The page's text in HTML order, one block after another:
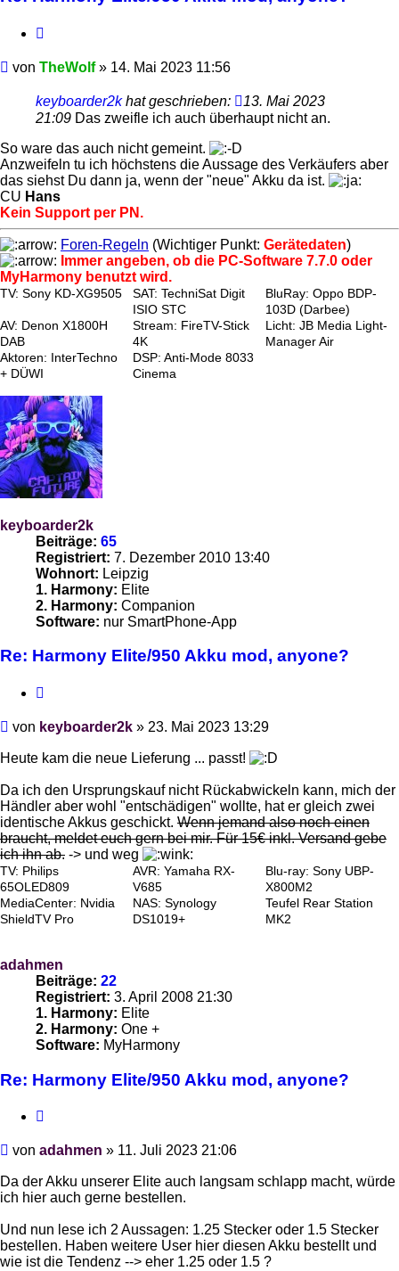
Beitrag
von TheWolf» 14. Mai 2023 11:56
keyboarder2khat geschrieben:
13. Mai 2023
21:09 Das zweifle ich auch überhaupt nicht an.
So ware das auch nicht gemeint.
Anzweifeln tu ich höchstens die Aussage des Verkäufers aber
das siehst Du dann ja, wenn der "neue" Akku da ist.
CU Hans
Kein Support per PN.
Foren-Regeln (Wichtiger Punkt: Gerätedaten)
Immer angeben, ob die PC-Software 7.7.0 oder
MyHarmony benutzt wird.
TV: Sony KD-XG9505
SAT: TechniSat Digit
ISIO STC
BluRay: Oppo BDP-
103D (Darbee)
AV: Denon X1800H
DAB
Stream: FireTV-Stick
4K
Licht: JB Media Light-
Manager Air
Aktoren: InterTechno
+ DÜWI
DSP: Anti-Mode 8033
Cinema
keyboarder2k
Beiträge: 65
Registriert: 7. Dezember 2010 13:40
Wohnort: Leipzig
1. Harmony: Elite
2. Harmony: Companion
Software: nur SmartPhone-App
Re: Harmony Elite/950 Akku mod, anyone?
Beitrag
von keyboarder2k » 23. Mai 2023 13:29
Heute kam die neue Lieferung ... passt!
Da ich den Ursprungskauf nicht Rückabwickeln kann, mich der
Händler aber wohl "entschädigen" wollte, hat er gleich zwei
identische Akkus geschickt. Wenn jemand also noch einen
braucht, meldet euch gern bei mir. Für 15€ inkl. Versand gebe
ich ihn ab. -> und weg
TV: Philips
65OLED809
AVR: Yamaha RX-
V685
Blu-ray: Sony UBP-
X800M2
MediaCenter: Nvidia
ShieldTV Pro
NAS: Synology
DS1019+
Teufel Rear Station
MK2
adahmen
Beiträge: 22
Registriert: 3. April 2008 21:30
1. Harmony: Elite
2. Harmony: One +
Software: MyHarmony
Re: Harmony Elite/950 Akku mod, anyone?
Beitrag
von adahmen » 11. Juli 2023 21:06
Da der Akku unserer Elite auch langsam schlapp macht, würde
ich hier auch gerne bestellen.
Und nun lese ich 2 Aussagen: 1.25 Stecker oder 1.5 Stecker
bestellen. Haben weitere User hier diesen Akku bestellt und
wie ist die Tendenz --> eher 1.25 oder 1.5 ?